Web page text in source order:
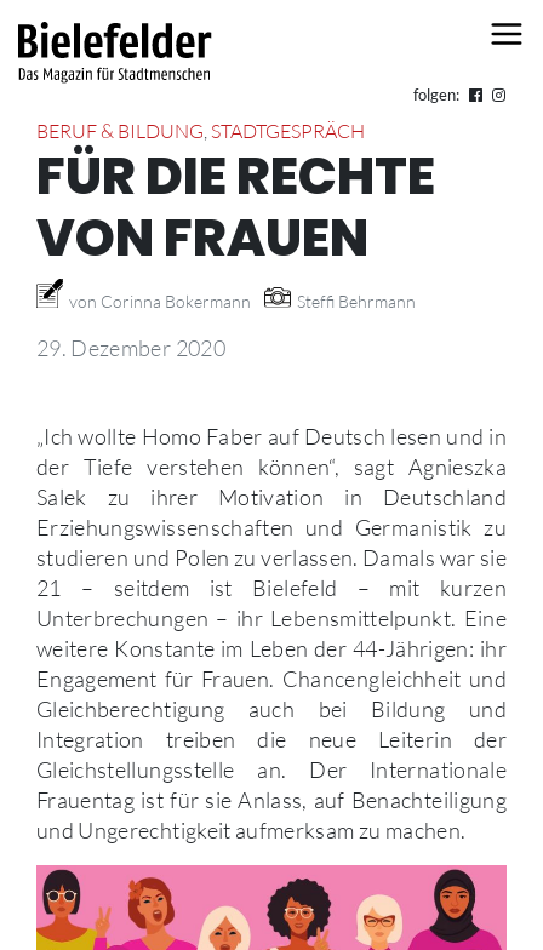
folgen:
BERUF & BILDUNG, STADTGESPRÄCH
FÜR DIE RECHTE
VON FRAUEN
von Corinna Bokermann Steffi Behrmann
29. Dezember 2020
„Ich wollte Homo Faber auf Deutsch lesen und in
der Tiefe verstehen können“, sagt Agnieszka
Salek zu ihrer Motivation in Deutschland
Erziehungswissenschaften und Germanistik zu
studieren und Polen zu verlassen. Damals war sie
21 – seitdem ist Bielefeld – mit kurzen
Unterbrechungen – ihr Lebensmittelpunkt. Eine
weitere Konstante im Leben der 44-Jährigen: ihr
Engagement für Frauen. Chancengleichheit und
Gleichberechtigung auch bei Bildung und
Integration treiben die neue Leiterin der
Gleichstellungsstelle an. Der Internationale
Frauentag ist für sie Anlass, auf Benachteiligung
und Ungerechtigkeit aufmerksam zu machen.